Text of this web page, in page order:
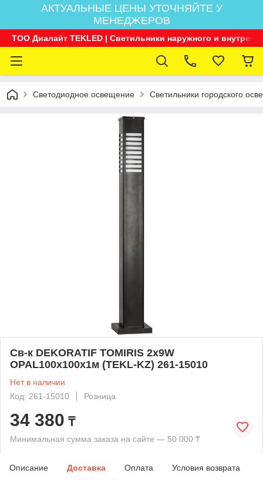
АКТУАЛЬНЫЕ ЦЕНЫ УТОЧНЯЙТЕ У
МЕНЕДЖЕРОВ
ТОО Диалайт TEKLED | Светильники наружного и
Светодиодное освещение Светильники городского
Св-к DEKORATIF TOMIRIS 2x9W
OPAL100x100x1м (TEKL-KZ) 261-15010
Нет в наличии
Код: 261-15010
Розница
34 380 ₸
Минимальная сумма заказа на сайте — 50 000 ₸
Описание Доставка Оплата Условия возврата